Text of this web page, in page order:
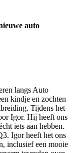
auto
langs Auto
kindje en zochten
Tijdens het
Igor. Hij heeft ons
iets aan hebben.
Igor heeft het ons
inclusief een mooie